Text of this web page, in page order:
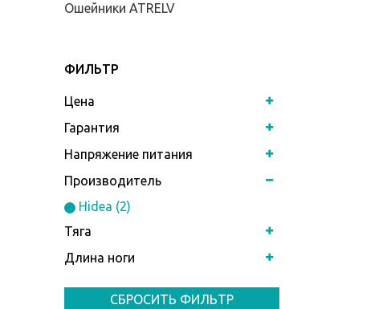
Ошейники ATRELV
ФИЛЬТР
Цена
Гарантия
Напряжение питания
Производитель
Hidea (2)
Тяга
Длина ноги
СБРОСИТЬ ФИЛЬТР